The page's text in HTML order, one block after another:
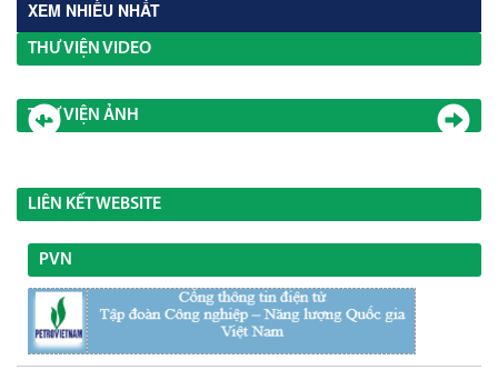
XEM NHIỀU NHẤT
THƯ VIỆN VIDEO
THƯ VIỆN ẢNH
LIÊN KẾT WEBSITE
PVN